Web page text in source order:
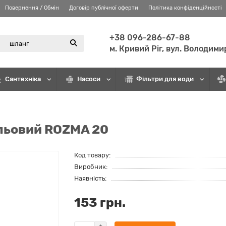
Повернення / Обмін Договір публічної оферти Політика конфіденційності
+38 096-286-67-88
м. Кривий Ріг, вул.
Сантехніка Насоси Фільтри для води
ROZMA 20
Код товару:
Виробник:
Наявність:
153 грн.